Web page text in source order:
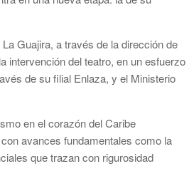
Guajira, a través de la dirección de
intervención del teatro, en un esfuerzo
de su filial Enlaza, y el Ministerio
en el corazón del Caribe
avances fundamentales como la
que trazan con rigurosidad